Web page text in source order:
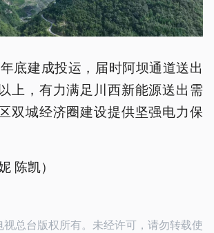
底建成投运，届时阿坝通道送出
上，有力满足川西新能源送出需
双城经济圈建设提供坚强电力保
陈凯）
总台版权所有。未经许可，请勿转载使